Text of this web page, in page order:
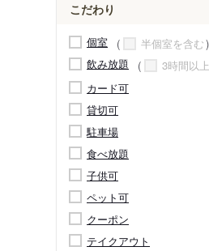
こだわり
個室
半個室を含む
飲み放題
3時間以上
カード可
貸切可
駐車場
食べ放題
子供可
ペット可
クーポン
テイクアウト